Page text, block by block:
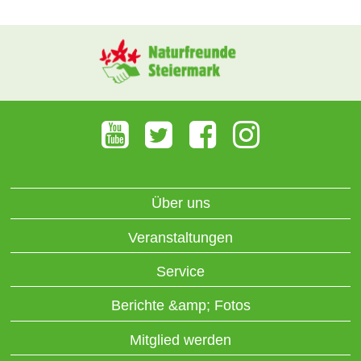
Über uns
Veranstaltungen
Service
Berichte &amp; Fotos
Mitglied werden